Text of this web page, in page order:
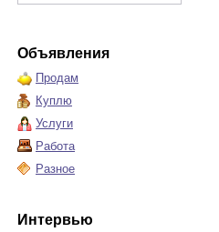
Объявления
Продам
Куплю
Услуги
Работа
Разное
Интервью